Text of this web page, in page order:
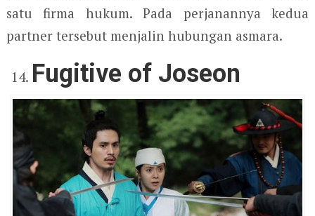
satu firma hukum. Pada perjanannya kedua
partner tersebut menjalin hubungan asmara.
Fugitive of Joseon